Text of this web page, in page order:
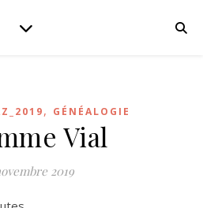
, GÉNÉALOGIE
Vial
2019